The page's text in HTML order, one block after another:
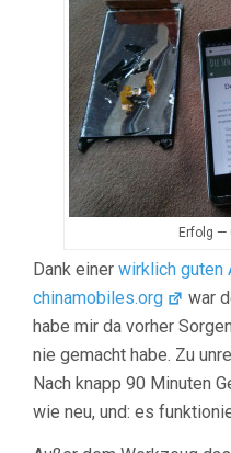
Erfolg —
Dank einer wirklich guten
chinamobiles.org
war
habe mir da vorher
nie gemacht habe. Zu
Nach knapp 90 Minuten
wie neu, und: es